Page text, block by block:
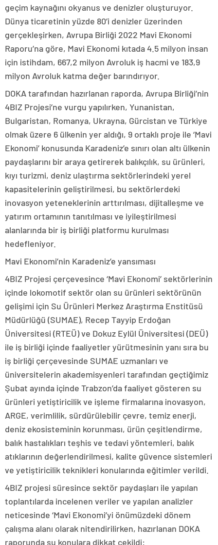
geçim kaynağını okyanus ve denizler oluşturuyor.
Dünya ticaretinin yüzde 80’i denizler üzerinden
gerçekleşirken, Avrupa Birliği 2022 Mavi Ekonomi
Raporu’na göre, Mavi Ekonomi kıtada 4.5 milyon insan
için istihdam, 667,2 milyon Avroluk iş hacmi ve 183,9
milyon Avroluk katma değer barındırıyor.
DOKA tarafından hazırlanan raporda, Avrupa Birliği’nin
4BIZ Projesi’ne vurgu yapılırken, Yunanistan,
Bulgaristan, Romanya, Ukrayna, Gürcistan ve Türkiye
olmak üzere 6 ülkenin yer aldığı, 9 ortaklı proje ile ‘Mavi
Ekonomi’ konusunda Karadeniz’e sınırı olan altı ülkenin
paydaşlarını bir araya getirerek balıkçılık, su ürünleri,
kıyı turizmi, deniz ulaştırma sektörlerindeki yerel
kapasitelerinin geliştirilmesi, bu sektörlerdeki
inovasyon yeteneklerinin arttırılması, dijitalleşme ve
yatırım ortamının tanıtılması ve iyileştirilmesi
alanlarında bir iş birliği platformu kurulması
hedefleniyor.
Mavi Ekonomi’nin Karadeniz’e yansıması
4BIZ Projesi çerçevesince ‘Mavi Ekonomi’ sektörlerinin
içinde lokomotif sektör olan su ürünleri sektörünün
gelişimi için Su Ürünleri Merkez Araştırma Enstitüsü
Müdürlüğü (SUMAE), Recep Tayyip Erdoğan
Üniversitesi (RTEÜ) ve Dokuz Eylül Üniversitesi (DEÜ)
ile iş birliği içinde faaliyetler yürütmesinin yanı sıra bu
iş birliği çerçevesinde SUMAE uzmanları ve
üniversitelerin akademisyenleri tarafından geçtiğimiz
Şubat ayında içinde Trabzon’da faaliyet gösteren su
ürünleri yetiştiricilik ve işleme firmalarına inovasyon,
ARGE, verimlilik, sürdürülebilir çevre, temiz enerji,
deniz ekosisteminin korunması, ürün çeşitlendirme,
balık hastalıkları teşhis ve tedavi yöntemleri, balık
atıklarının değerlendirilmesi, kalite güvence sistemleri
ve yetiştiricilik teknikleri konularında eğitimler verildi.
4BIZ projesi süresince sektör paydaşları ile yapılan
toplantılarda incelenen veriler ve yapılan analizler
neticesinde ‘Mavi Ekonomi’yi önümüzdeki dönem
çalışma alanı olarak nitendirilirken, hazırlanan DOKA
raporunda şu konulara dikkat çekildi: